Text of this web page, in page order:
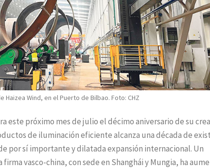
Haizea Wind, en el Puerto de Bilbao. Foto: CHZ
este próximo mes de julio el décimo aniversario de su
de iluminación eficiente alcanza una década de
por sí importante y dilatada expansión internacional. Un
vasco-china, con sede en Shanghái y Mungia, ha